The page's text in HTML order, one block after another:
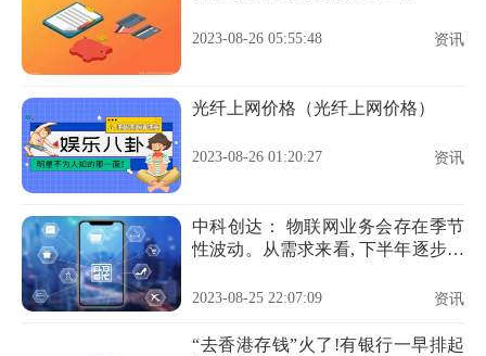
2023-08-26 05:55:48 资讯
光纤上网价格（光纤上网价格）
2023-08-26 01:20:27 资讯
中科创达： 物联网业务会存在季节
性波动。从需求来看, 下半年逐步恢
2023-08-25 22:07:09 资讯
“去香港存钱”火了!有银行一早排起